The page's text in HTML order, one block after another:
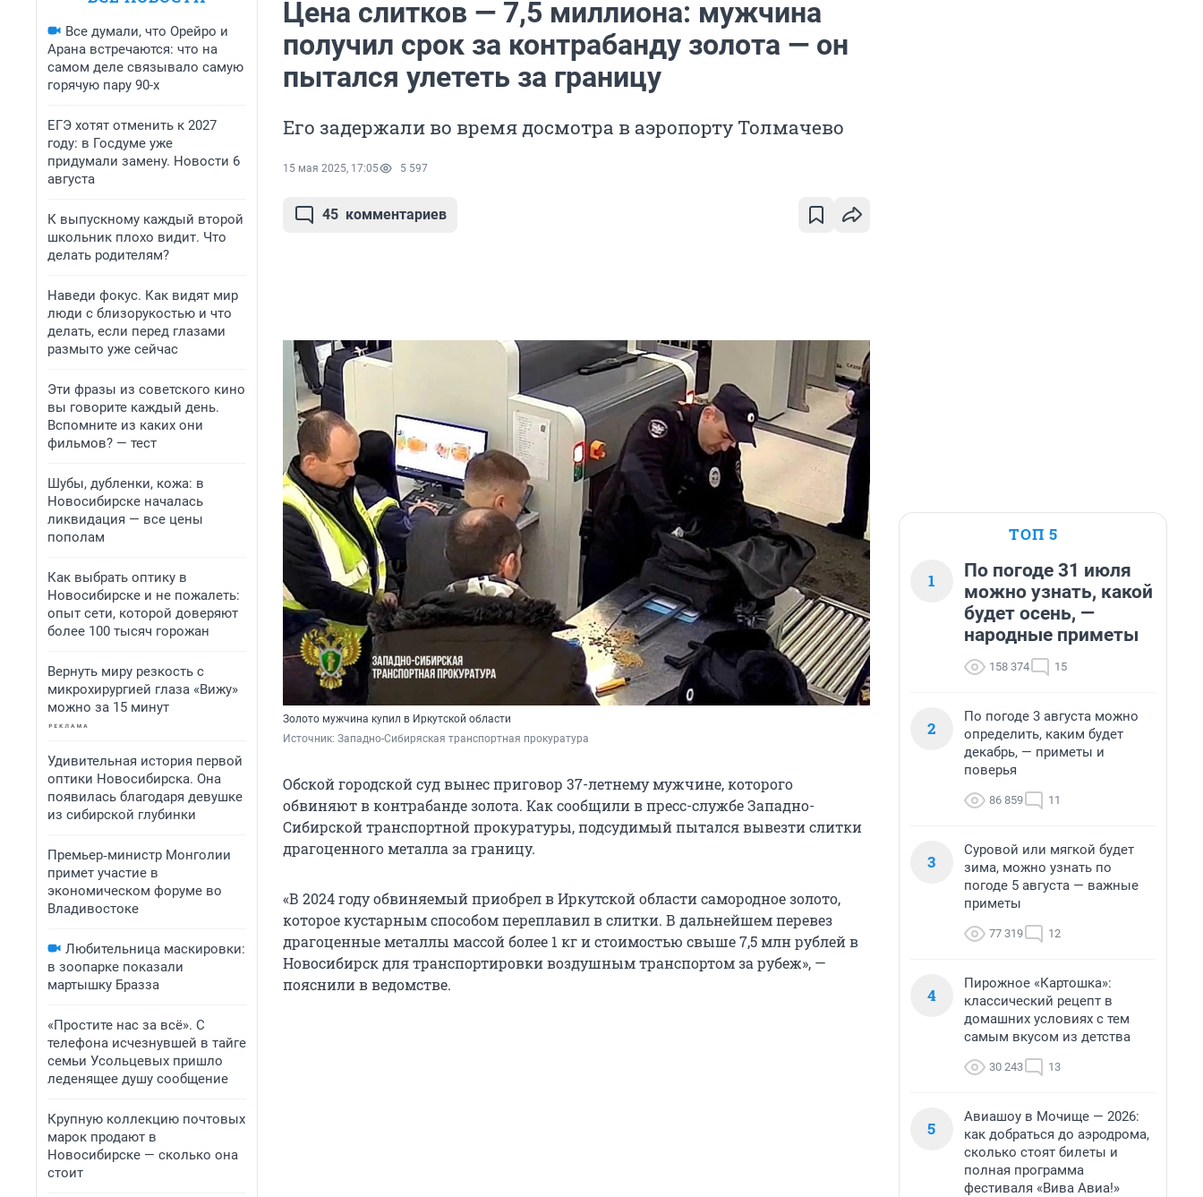
Все думали, что Орейро и
Арана встречаются: что на
самом деле связывало самую
горячую пару 90-х
ЕГЭ хотят отменить к 2027
году: в Госдуме уже
придумали замену. Новости 6
августа
К выпускному каждый второй
школьник плохо видит. Что
делать родителям?
Наведи фокус. Как видят мир
люди с близорукостью и что
делать, если перед глазами
размыто уже сейчас
Эти фразы из советского кино
вы говорите каждый день.
Вспомните из каких они
фильмов? — тест
Шубы, дубленки, кожа: в
Новосибирске началась
ликвидация — все цены
пополам
Как выбрать оптику в
Новосибирске и не пожалеть:
опыт сети, которой доверяют
более 100 тысяч горожан
Вернуть миру резкость с
микрохирургией глаза «Вижу»
можно за 15 минут
Удивительная история первой
оптики Новосибирска. Она
появилась благодаря девушке
из сибирской глубинки
Премьер‑министр Монголии
примет участие в
экономическом форуме во
Владивостоке
Любительница маскировки:
в зоопарке показали
мартышку Бразза
«Простите нас за всё». С
телефона исчезнувшей в тайге
семьи Усольцевых пришло
леденящее душу сообщение
Крупную коллекцию почтовых
марок продают в
Новосибирске — сколько она
стоит
Цена слитков — 7,5 миллиона: мужчина
получил срок за контрабанду золота — он
пытался улететь за границу
Его задержали во время досмотра в аэропорту Толмачево
15 мая 2025, 17:05 5 597
45 комментариев
Золото мужчина купил в Иркутской области
Источник: Западно-Сибиряская транспортная прокуратура
Обской городской суд вынес приговор 37-летнему мужчине, которого
обвиняют в контрабанде золота. Как сообщили в пресс-службе Западно-
Сибирской транспортной прокуратуры, подсудимый пытался вывезти слитки
драгоценного металла за границу.
«В 2024 году обвиняемый приобрел в Иркутской области самородное золото,
которое кустарным способом переплавил в слитки. В дальнейшем перевез
драгоценные металлы массой более 1 кг и стоимостью свыше 7,5 млн рублей в
Новосибирск для транспортировки воздушным транспортом за рубеж», —
пояснили в ведомстве.
ТОП 5
1
По погоде 31 июля
можно узнать, какой
будет осень, —
народные приметы
158 374 15
2
По погоде 3 августа можно
определить, каким будет
декабрь, — приметы и
поверья
86 859 11
3
Суровой или мягкой будет
зима, можно узнать по
погоде 5 августа — важные
приметы
77 319 12
4
Пирожное «Картошка»:
классический рецепт в
домашних условиях с тем
самым вкусом из детства
30 243 13
5
Авиашоу в Мочище — 2026:
как добраться до аэродрома,
сколько стоят билеты и
полная программа
фестиваля «Вива Авиа!»